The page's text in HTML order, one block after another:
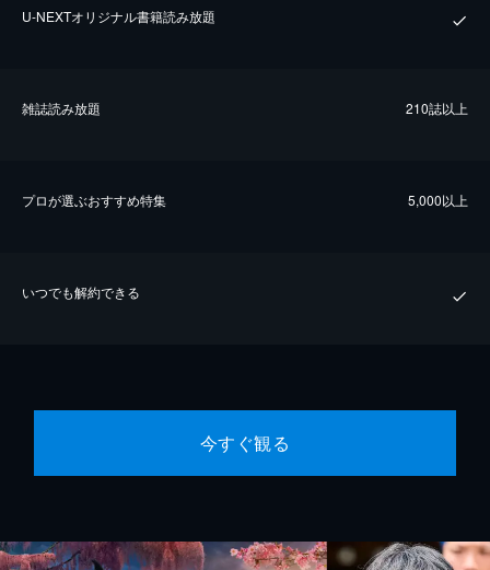
U-NEXTオリジナル書籍読み放題
雑誌読み放題 210誌以上
プロが選ぶおすすめ特集 5,000以上
いつでも解約できる
今すぐ観る